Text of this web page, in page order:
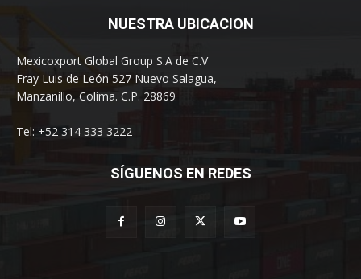
NUESTRA UBICACION
Mexicoxport Global Group S.A de C.V
Fray Luis de León 527 Nuevo Salagua,
Manzanillo, Colima. C.P. 28869
Tel: +52 314 333 3222
SÍGUENOS EN REDES